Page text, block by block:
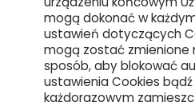
mogą dokonać w
ustawień dotyczących
mogą zostać zmienione
sposób, aby blokować
ustawienia Cookies
każdorazowym